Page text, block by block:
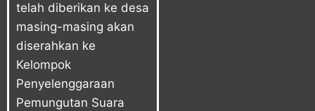
telah diberikan ke desa
masing-masing akan
diserahkan ke
Kelompok
Penyelenggaraan
Pemungutan Suara